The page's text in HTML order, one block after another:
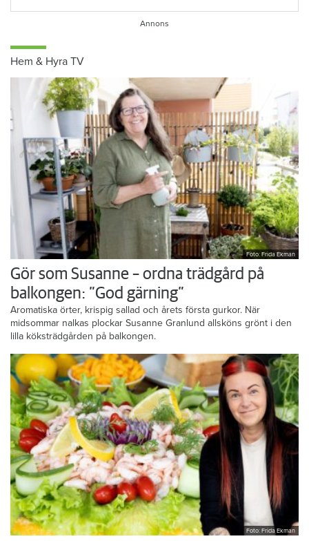
Hem & Hyra TV
Foto: Frida Ekman
Gör som Susanne – ordna trädgård på
balkongen: ”God gärning”
Aromatiska örter, krispig sallad och årets första gurkor. När
midsommar nalkas plockar Susanne Granlund allsköns grönt i den
lilla köksträdgården på balkongen.
Foto: Frida Ekman